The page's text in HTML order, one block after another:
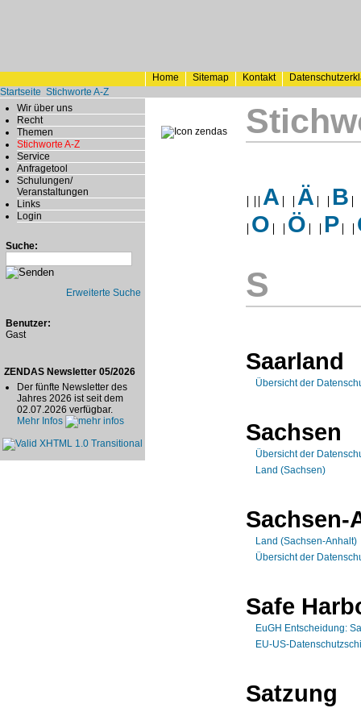
Home Sitemap Kontakt
Startseite Stichworte A-Z
Wir über uns
Recht
Themen
Stichworte A-Z
Service
Anfragetool
Schulungen/
Veranstaltungen
Links
Login
Suche:
Erweiterte Suche
Benutzer:
Gast
ZENDAS Newsletter 05/2026
Der fünfte Newsletter des
Jahres 2026 ist seit dem
02.07.2026 verfügbar.
Mehr Infos
A Ä
B
O
Ö P
S
Saarland
Übersicht der
Sachsen
Übersicht der
Land (Sachsen)
Sachsen-
Land (Sachsen-Anhalt)
Übersicht der
Safe
EuGH Entscheidung:
EU-US-
Satzung